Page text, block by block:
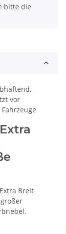
bitte die
vor
Breit